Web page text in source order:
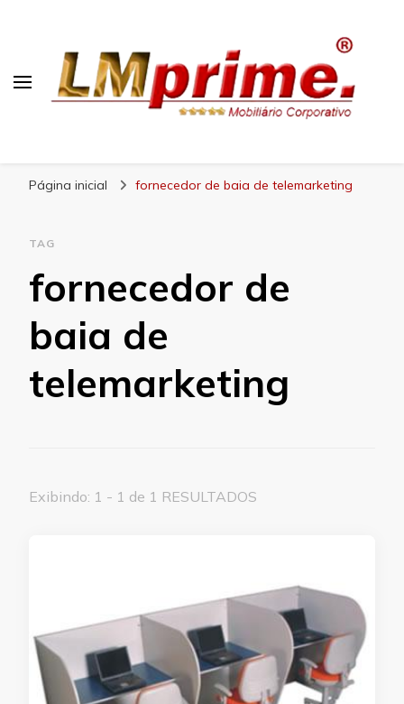
Página inicial fornecedor de baia de telemarketing
TAG
fornecedor de
baia de
telemarketing
Exibindo: 1 - 1 de 1 RESULTADOS